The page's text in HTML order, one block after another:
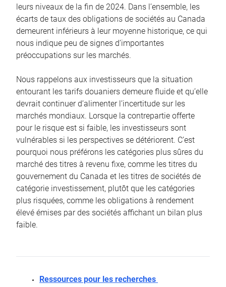
leurs niveaux de la fin de 2024. Dans l’ensemble, les
écarts de taux des obligations de sociétés au Canada
demeurent inférieurs à leur moyenne historique, ce qui
nous indique peu de signes d’importantes
préoccupations sur les marchés.
Nous rappelons aux investisseurs que la situation
entourant les tarifs douaniers demeure fluide et qu’elle
devrait continuer d’alimenter l’incertitude sur les
marchés mondiaux. Lorsque la contrepartie offerte
pour le risque est si faible, les investisseurs sont
vulnérables si les perspectives se détériorent. C’est
pourquoi nous préférons les catégories plus sûres du
marché des titres à revenu fixe, comme les titres du
gouvernement du Canada et les titres de sociétés de
catégorie investissement, plutôt que les catégories
plus risquées, comme les obligations à rendement
élevé émises par des sociétés affichant un bilan plus
faible.
Ressources pour les recherches